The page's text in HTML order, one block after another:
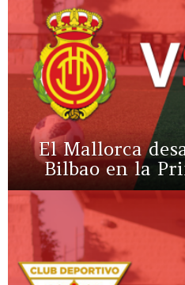
El Mallorca
Bilbao en la